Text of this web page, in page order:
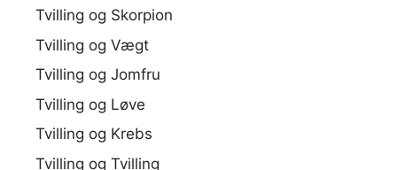
Tvilling og Skorpion
Tvilling og Vægt
Tvilling og Jomfru
Tvilling og Løve
Tvilling og Krebs
Tvilling og Tvilling